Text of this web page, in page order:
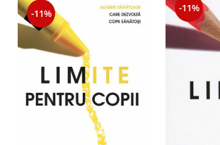
-11% -11%